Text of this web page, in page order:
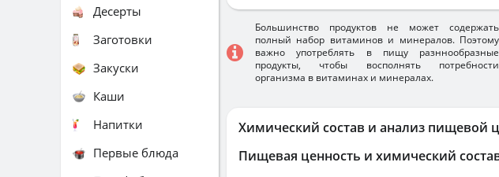
Химический состав и анализ пищевой
Пищевая ценность и химический
Большинство продуктов не может содержать
полный набор витаминов и минералов. Поэтому
важно употреблять в пищу разннообразные
продукты, чтобы восполнять потребности
организма в витаминах и минералах.
Десерты
Заготовки
Закуски
Каши
Напитки
Первые блюда